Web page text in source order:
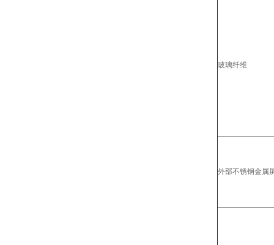
玻璃纤维
外部不锈钢金属